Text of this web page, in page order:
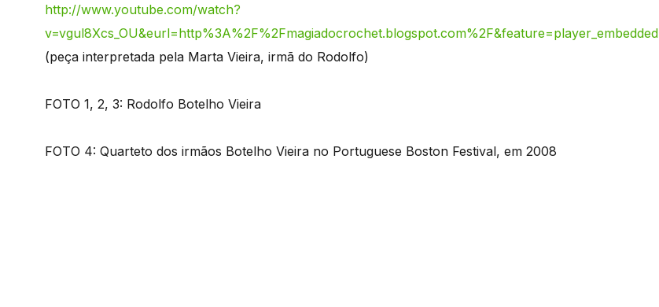
http://www.youtube.com/watch?
v=vgul8Xcs_OU&eurl=http%3A%2F%2Fmagiadocrochet.blogspot.com%2F&feature=player_embedded
(peça interpretada pela Marta Vieira, irmã do Rodolfo)
FOTO 1, 2, 3: Rodolfo Botelho Vieira
FOTO 4: Quarteto dos irmãos Botelho Vieira no Portuguese Boston Festival, em 2008